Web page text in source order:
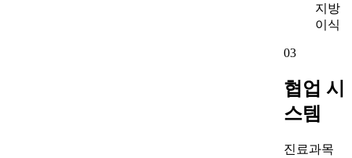
지방
이식
03
협업 시
스템
진료과목